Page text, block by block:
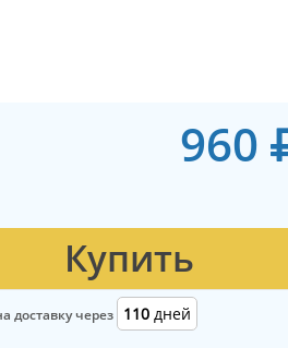
960
Купить
доставку через 110 дней